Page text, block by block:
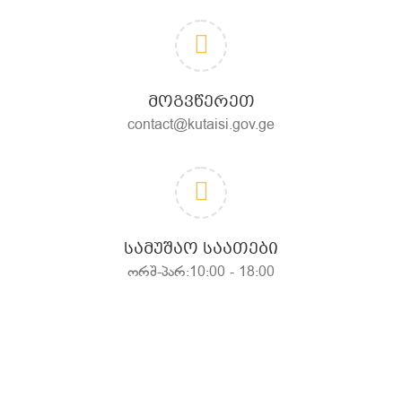
ᲛᲝᲒᲕᲬᲔᲠᲔᲗ
contact@kutaisi.gov.ge
ᲡᲐᲛᲣᲨᲐᲝ ᲡᲐᲐᲗᲔᲑᲘ
ორშ-პარ:10:00 - 18:00